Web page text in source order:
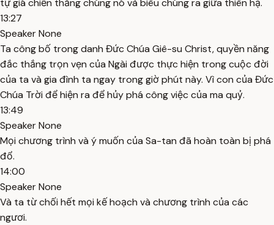
tự giá chiến thắng chúng nó và biêu chúng ra giữa thiên hạ.
13:27
Speaker None
Ta công bố trong danh Đức Chúa Giê-su Christ, quyền năng
đắc thắng trọn vẹn của Ngài được thực hiện trong cuộc đời
của ta và gia đình ta ngay trong giờ phút này. Vì con của Đức
Chúa Trời để hiện ra để hủy phá công việc của ma quỷ.
13:49
Speaker None
Mọi chương trình và ý muốn của Sa-tan đã hoàn toàn bị phá
đổ.
14:00
Speaker None
Và ta từ chối hết mọi kế hoạch và chương trình của các
ngươi.